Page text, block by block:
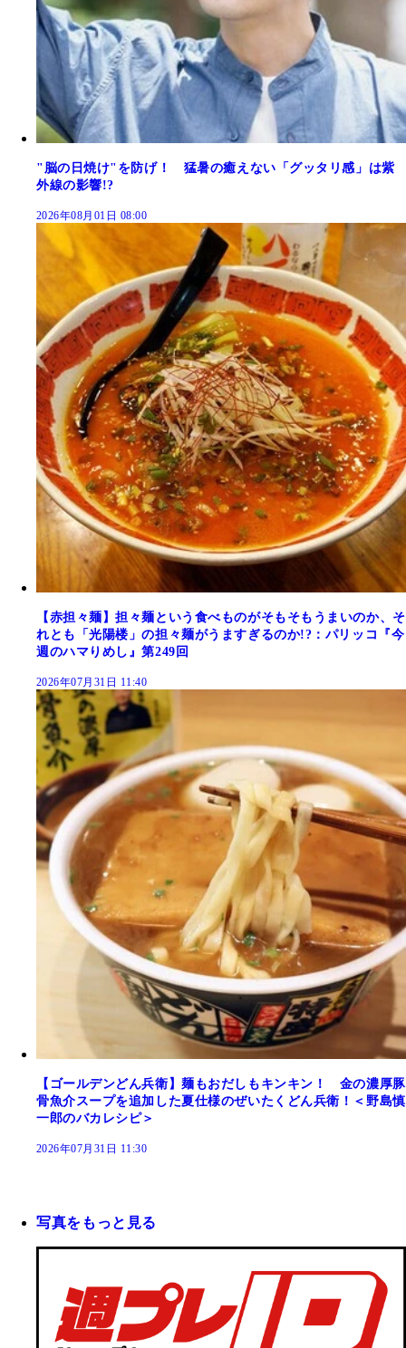
"脳の日焼け"を防げ！ 猛暑の癒えない「グッタリ感」は紫
外線の影響!?
2026年08月01日 08:00
【赤担々麺】担々麺という食べものがそもそもうまいのか、そ
れとも「光陽楼」の担々麺がうますぎるのか!?：パリッコ『今
週のハマりめし』第249回
2026年07月31日 11:40
【ゴールデンどん兵衛】麺もおだしもキンキン！ 金の濃厚豚
骨魚介スープを追加した夏仕様のぜいたくどん兵衛！＜野島慎
一郎のバカレシピ＞
2026年07月31日 11:30
写真をもっと見る